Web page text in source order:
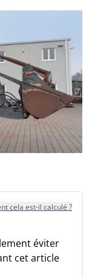
cela est-il calculé ?
éviter
cet article